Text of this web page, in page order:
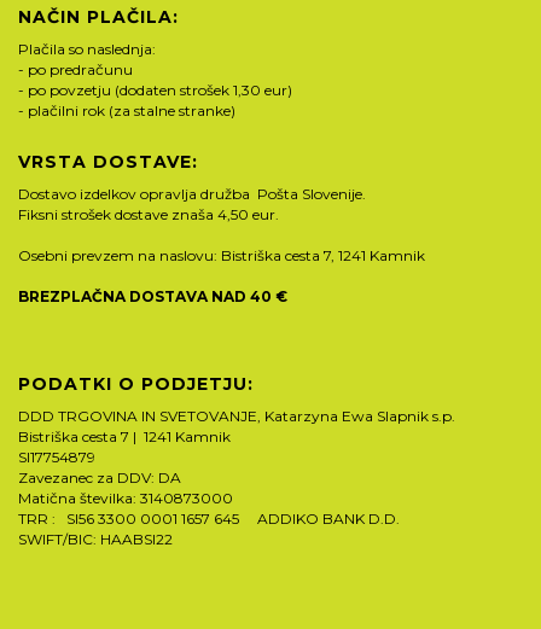
NAČIN PLAČILA:
Plačila so naslednja:
- po predračunu
- po povzetju (dodaten strošek 1,30 eur)
- plačilni rok (za stalne stranke)
VRSTA DOSTAVE:
Dostavo izdelkov opravlja družba Pošta Slovenije.
Fiksni strošek dostave znaša 4,50 eur.
Osebni prevzem na naslovu: Bistriška cesta 7, 1241 Kamnik
BREZPLAČNA DOSTAVA NAD 40 €
PODATKI O PODJETJU:
DDD TRGOVINA IN SVETOVANJE, Katarzyna Ewa Slapnik s.p.
Bistriška cesta 7 | 1241 Kamnik
SI17754879
Zavezanec za DDV: DA
Matična številka: 3140873000
TRR : SI56 3300 0001 1657 645 ADDIKO BANK D.D.
SWIFT/BIC: HAABSI22